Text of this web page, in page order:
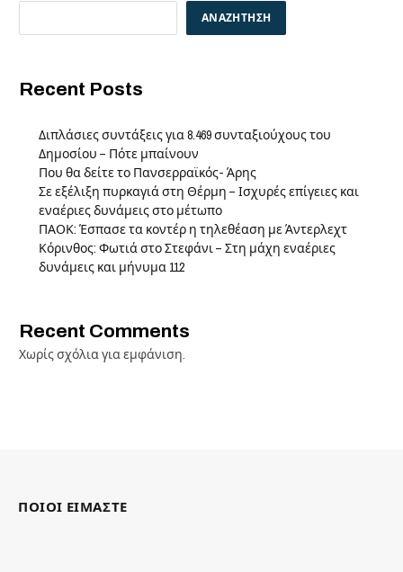
ΑΝΑΖΉΤΗΣΗ
Recent Posts
Διπλάσιες συντάξεις για 8.469 συνταξιούχους του
Δημοσίου – Πότε μπαίνουν
Που θα δείτε το Πανσερραϊκός- Άρης
Σε εξέλιξη πυρκαγιά στη Θέρμη – Ισχυρές επίγειες και
εναέριες δυνάμεις στο μέτωπο
ΠΑΟΚ: Έσπασε τα κοντέρ η τηλεθέαση με Άντερλεχτ
Κόρινθος: Φωτιά στο Στεφάνι – Στη μάχη εναέριες
δυνάμεις και μήνυμα 112
Recent Comments
Χωρίς σχόλια για εμφάνιση.
ΠΟΙΟΙ ΕΙΜΑΣΤΕ